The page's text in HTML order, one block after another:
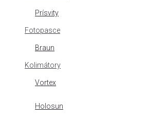
Prísvity
Fotopasce
Braun
Kolimátory
Vortex
Holosun